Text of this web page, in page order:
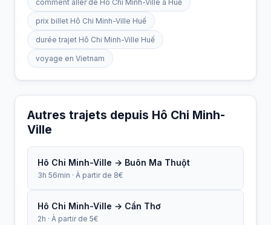
comment aller de Hô Chi Minh-Ville à Huế
prix billet Hô Chi Minh-Ville Huế
durée trajet Hô Chi Minh-Ville Huế
voyage en Vietnam
Autres trajets depuis Hô Chi Minh-
Ville
Hô Chi Minh-Ville → Buôn Ma Thuột
3h 56min · À partir de 8€
Hô Chi Minh-Ville → Cần Thơ
2h · À partir de 5€